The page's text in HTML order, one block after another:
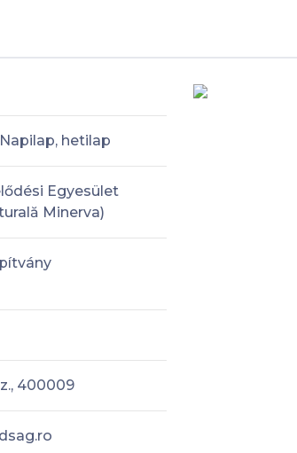
hetilap
Egyesület
Minerva)
400009